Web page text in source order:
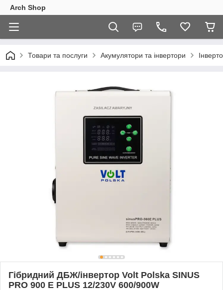
Arch Shop
Товари та послуги Акумулятори та інвертори
Гібридний ДБЖ/інвертор Volt Polska SINUS
PRO 900 E PLUS 12/230V 600/900W